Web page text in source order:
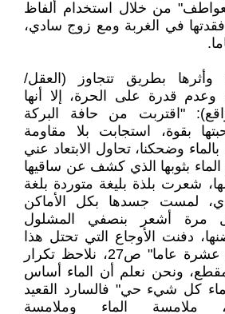
من خلال استخدام ألفاظ
فقدتها في الغربة ومع زوج سادي،
وأثرها بطريق تتجاوز (العقل/
قدرة على الحرة، إلا أنها
"اقتربت من حافة البركة
بقوة، استجابت بلا مقاومة
بالماء وضحكنا، تحاول الابتعاد عني
بثوبها الذي كشف عن ساقيها
شعرت بلذة بليغة متوردة بلغة
لمست جسدها بكل الأماكن
مرة أشعر بنصفي المشلول
دفنت الأوجاع التي تحتل هذا
الجسد المترنح سبعة عشرة عاما" ص27، نلاحظ تكرار
ونحن نعلم أن الماء أساس
كل شيء حي" فالسارد القعيد
ملامسة الماء وملامسة